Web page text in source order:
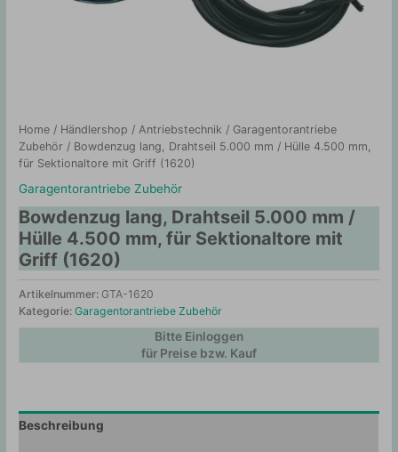
Home / Händlershop /Antriebstechnik / Garagentorantriebe
Zubehör / Bowdenzug lang, Drahtseil 5.000 mm / Hülle 4.500 mm,
für Sektionaltore mit Griff (1620)
Garagentorantriebe Zubehör
Bowdenzug lang, Drahtseil 5.000 mm /
Hülle 4.500 mm, für Sektionaltore mit
Griff (1620)
Artikelnummer: GTA-1620
Kategorie:Garagentorantriebe Zubehör
Bitte Einloggen
für Preise bzw. Kauf
Beschreibung